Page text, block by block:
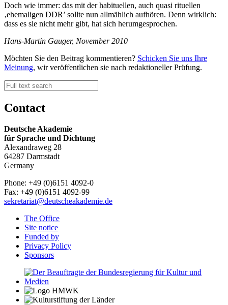
Doch wie immer: das mit der habituellen, auch quasi rituellen
‚ehemaligen DDR’ sollte nun allmählich aufhören. Denn wirklich:
dass es sie nicht mehr gibt, hat sich herumgesprochen.
Hans-Martin Gauger, November 2010
Möchten Sie den Beitrag kommentieren? Schicken Sie uns Ihre
Meinung, wir veröffentlichen sie nach redaktioneller Prüfung.
Contact
Deutsche Akademie
für Sprache und Dichtung
Alexandraweg 28
64287 Darmstadt
Germany
Phone: +49 (0)6151 4092-0
Fax: +49 (0)6151 4092-99
sekretariat@deutscheakademie.de
The Office
Site notice
Funded by
Privacy Policy
Sponsors